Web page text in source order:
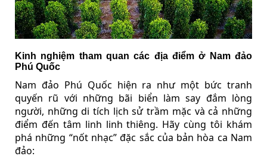
Kinh nghiệm tham quan các địa điểm ở Nam đảo
Phú Quốc
Nam đảo Phú Quốc hiện ra như một bức tranh
quyến rũ với những bãi biển làm say đắm lòng
người, những di tích lịch sử trầm mặc và cả những
điểm đến tâm linh linh thiêng. Hãy cùng tôi khám
phá những “nốt nhạc” đặc sắc của bản hòa ca Nam
đảo: